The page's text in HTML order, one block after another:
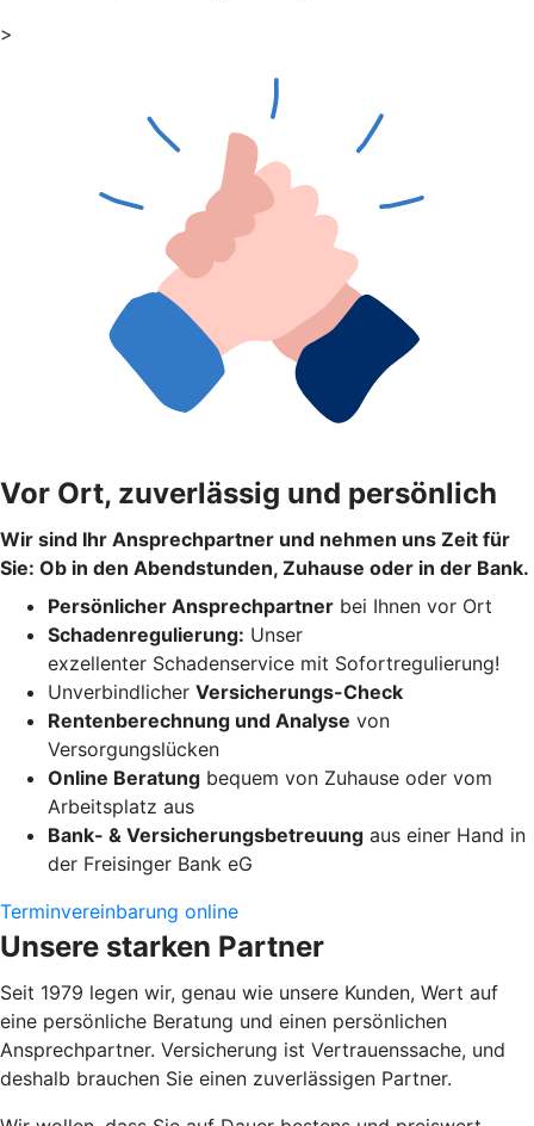
>
Vor Ort, zuverlässig und persönlich
Wir sind Ihr Ansprechpartner und nehmen uns Zeit für
Sie: Ob in den Abendstunden, Zuhause oder in der Bank.
Persönlicher Ansprechpartner bei Ihnen vor Ort
Schadenregulierung: Unser
exzellenter Schadenservice mit Sofortregulierung!
Unverbindlicher Versicherungs-Check
Rentenberechnung und Analyse von
Versorgungslücken
Online Beratung bequem von Zuhause oder vom
Arbeitsplatz aus
Bank- & Versicherungsbetreuung aus einer Hand in
der Freisinger Bank eG
Terminvereinbarung online
Unsere starken Partner
Seit 1979 legen wir, genau wie unsere Kunden, Wert auf
eine persönliche Beratung und einen persönlichen
Ansprechpartner. Versicherung ist Vertrauenssache, und
deshalb brauchen Sie einen zuverlässigen Partner.